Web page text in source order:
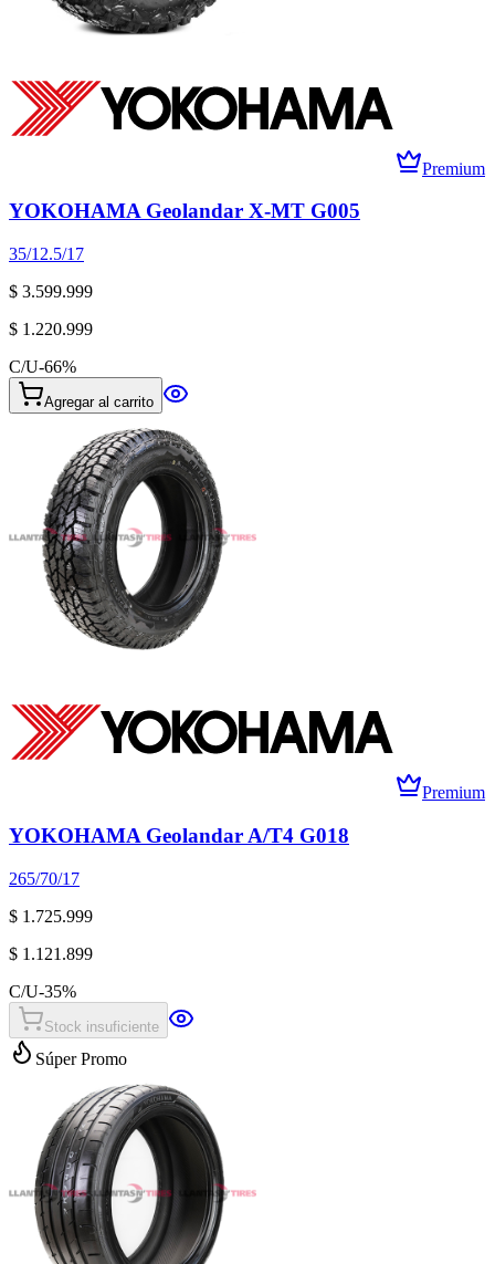
Premium
YOKOHAMA Geolandar X-MT G005
35/12.5/17
$ 3.599.999
$ 1.220.999
C/U-66%
Agregar al carrito
Premium
YOKOHAMA Geolandar A/T4 G018
265/70/17
$ 1.725.999
$ 1.121.899
C/U-35%
Stock insuficiente
Súper Promo